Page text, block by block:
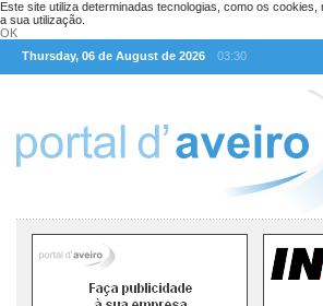
Este site utiliza determinadas tecnologias, como os
a sua utilização.
OK
Thursday, 06 de August de 2026
03:30